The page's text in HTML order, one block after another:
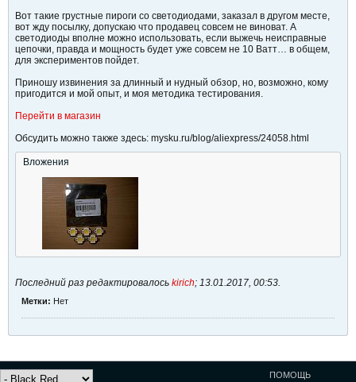
Вот такие грустные пироги со светодиодами, заказал в другом месте,
вот жду посылку, допускаю что продавец совсем не виноват. А
светодиоды вполне можно использовать, если выжечь неисправные
цепочки, правда и мощность будет уже совсем не 10 Ватт… в общем,
для экспериментов пойдет.
Приношу извинения за длинный и нудный обзор, но, возможно, кому
пригодится и мой опыт, и моя методика тестирования.
Перейти в магазин
Обсудить можно также здесь: mysku.ru/blog/aliexpress/24058.html
Вложения
Последний раз редактировалось kirich; 13.01.2017, 00:53.
Метки: Нет
ПОМОЩЬ